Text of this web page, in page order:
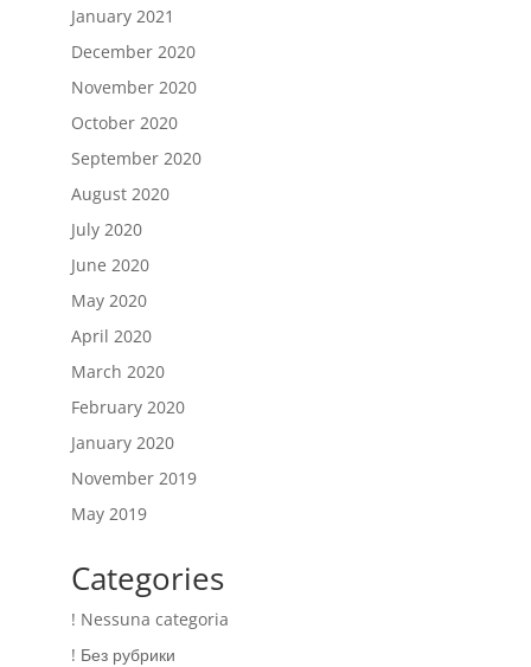
January 2021
December 2020
November 2020
October 2020
September 2020
August 2020
July 2020
June 2020
May 2020
April 2020
March 2020
February 2020
January 2020
November 2019
May 2019
Categories
! Nessuna categoria
! Без рубрики